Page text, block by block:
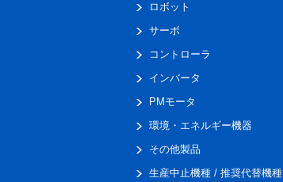
ロボット
サーボ
コントローラ
インバータ
PMモータ
環境・エネルギー機器
その他製品
生産中止機種 / 推奨代替機種